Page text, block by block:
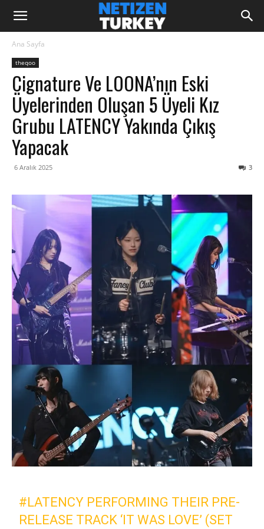
Ana Sayfa
theqoo
Cignature Ve LOONA’nın Eski
Üyelerinden Oluşan 5 Üyeli Kız
Grubu LATENCY Yakında Çıkış
Yapacak
6 Aralık 2025 3
#LATENCY PERFORMING THEIR PRE-
RELEASE TRACK ‘IT WAS LOVE’ (SET